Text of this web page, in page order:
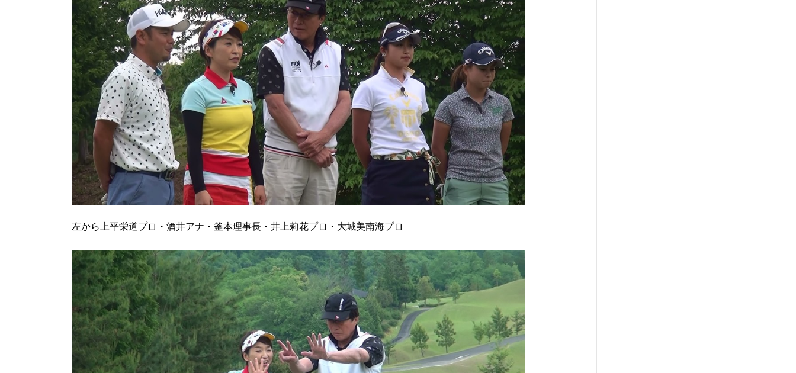
左から上平栄道プロ・酒井アナ・釜本理事長・井上莉花プロ・大城美南海プロ